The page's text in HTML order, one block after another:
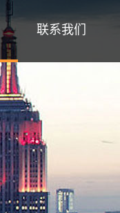
联系我们